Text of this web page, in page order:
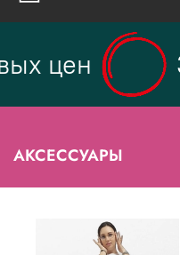
цен
АКСЕССУАРЫ